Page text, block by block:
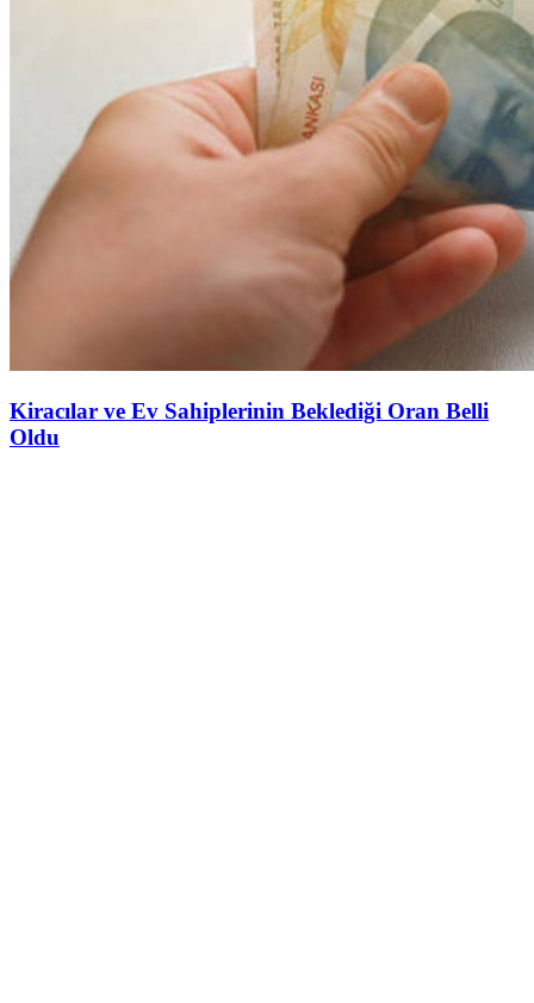
Kiracılar ve Ev Sahiplerinin Beklediği Oran Belli
Oldu